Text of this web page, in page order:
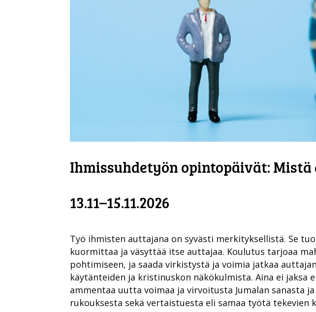
Ihmissuhdetyön opintopäivät:
13.11–15.11.2026
Työ ihmisten auttajana on syvästi merkityksellistä. Se
kuormittaa ja väsyttää itse auttajaa. Koulutus tarjoaa
pohtimiseen, ja saada virkistystä ja voimia jatkaa
käytänteiden ja kristinuskon näkökulmista. Aina ei jaksa
ammentaa uutta voimaa ja virvoitusta Jumalan sanasta
rukouksesta sekä vertaistuesta eli samaa työtä tekevien